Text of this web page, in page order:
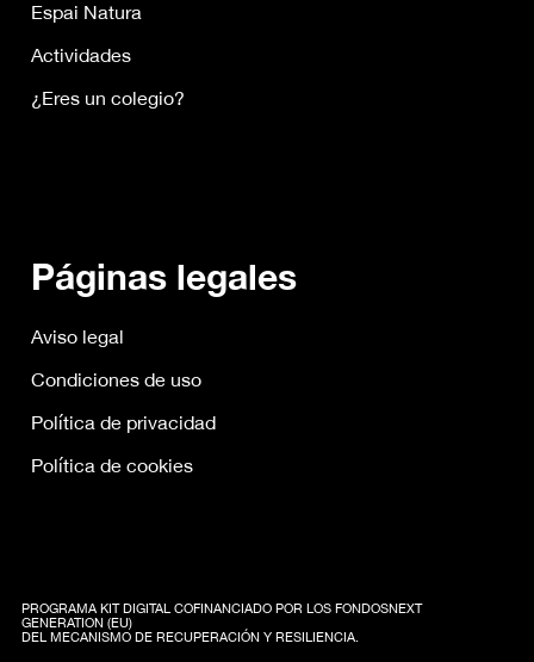
Espai Natura
Actividades
¿Eres un colegio?
Páginas legales
Aviso legal
Condiciones de uso
Política de privacidad
Política de cookies
PROGRAMA KIT DIGITAL COFINANCIADO POR LOS FONDOSNEXT
GENERATION (EU)
DEL MECANISMO DE RECUPERACIÓN Y RESILIENCIA.